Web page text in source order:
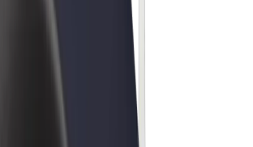
OÜ